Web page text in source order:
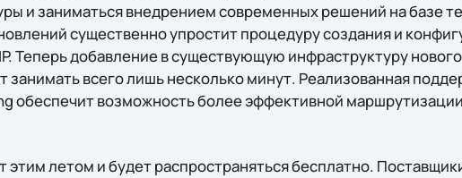
и заниматься внедрением современных решений на базе
существенно упростит процедуру создания и
Теперь добавление в существующую инфраструктуру нового
занимать всего лишь несколько минут. Реализованная
обеспечит возможность более эффективной
этим летом и будет распространяться бесплатно.